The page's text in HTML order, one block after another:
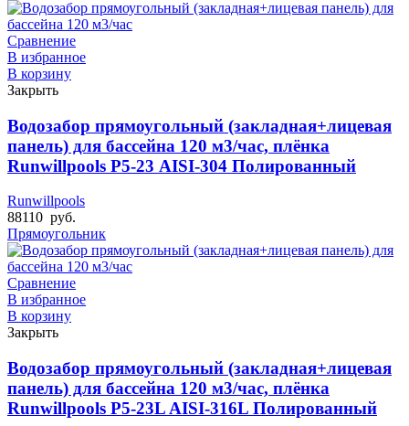
Сравнение
В избранное
В корзину
Закрыть
Водозабор прямоугольный (закладная+лицевая
панель) для бассейна 120 м3/час, плёнка
Runwillpools Р5-23 AISI-304 Полированный
Runwillpools
88110 руб.
Прямоугольник
Сравнение
В избранное
В корзину
Закрыть
Водозабор прямоугольный (закладная+лицевая
панель) для бассейна 120 м3/час, плёнка
Runwillpools Р5-23L AISI-316L Полированный